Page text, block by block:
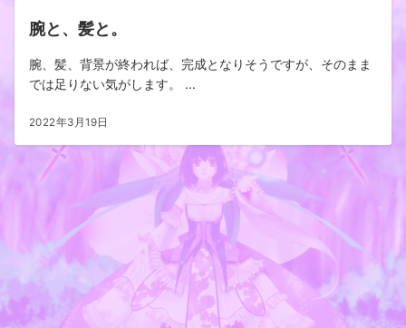
腕と、髪と。
腕、髪、背景が終われば、完成となりそうですが、そのまま
では足りない気がします。 ...
2022年3月19日